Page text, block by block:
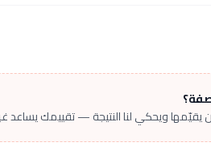
ويحكي لنا النتيجة — تقييمك يساعد